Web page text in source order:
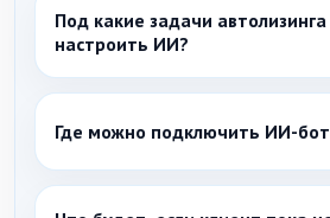
Под какие задачи
настроить ИИ?
Можно настроить сценарии под
коммерческий транспорт, авто с
для ИП и ООО, документы, НДС,
одобрение и оформление
Где можно подключить ИИ-
ИИ-бота можно подключить к
клиенты уже пишут компании: